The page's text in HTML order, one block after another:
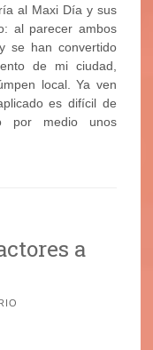
al Maxi Día y sus
al parecer ambos
se han convertido
de mi ciudad,
local. Ya ven
es difícil de
por medio unos
a